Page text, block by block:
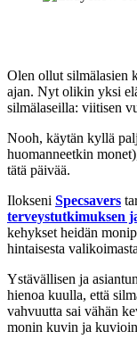
Olen ollut silmälasien
ajan. Nyt olikin yksi
silmälaseilla: viitisen
Nooh, käytän kyllä
huomanneetkin
tätä päivää.
Ilokseni Specsavers
terveystutkimuksen
kehykset heidän
hintaisesta
Ystävällisen ja
hienoa kuulla, että
vahvuutta sai vähän
monin kuvin ja